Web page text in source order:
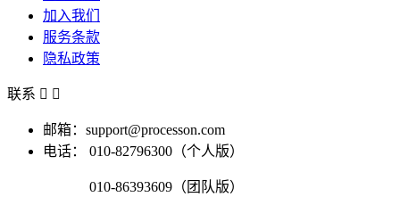
加入我们
服务条款
隐私政策
联系  
邮箱：support@processon.com
电话：
010-82796300（个人版）
010-86393609（团队版）